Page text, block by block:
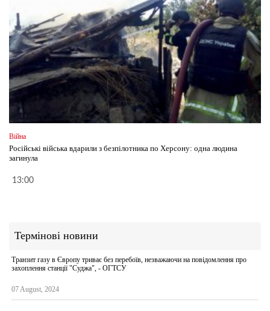
Війна
Російські війська вдарили з безпілотника по Херсону: одна людина
загинула
13:00
Термінові новини
Транзит газу в Європу триває без перебоїв, незважаючи на повідомлення про
захоплення станції "Суджа", - ОГТСУ
07 August, 2024